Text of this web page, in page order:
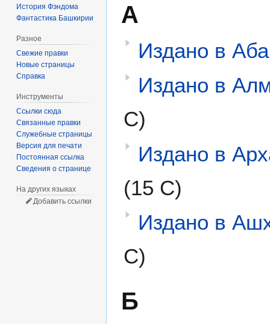
А
Издано в
Издано в
С)
Издано в
(15 С)
Издано в
С)
Б
История Фэндома
Фантастика Башкирии
Разное
Свежие правки
Новые страницы
Справка
Инструменты
Ссылки сюда
Связанные правки
Служебные страницы
Версия для печати
Постоянная ссылка
Сведения о странице
На других языках
Добавить ссылки